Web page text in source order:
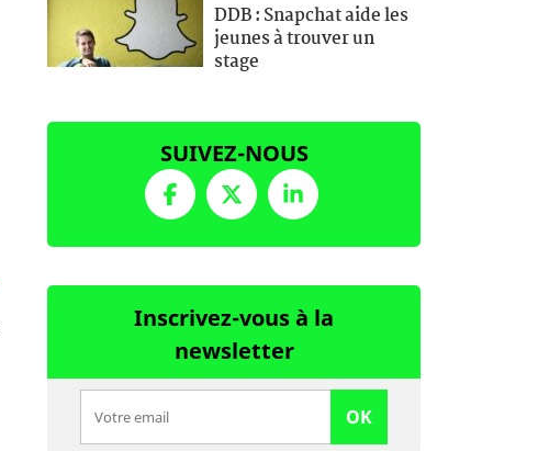
DDB : Snapchat aide les
jeunes à trouver un
stage
SUIVEZ-NOUS
Inscrivez-vous à la
newsletter
OK